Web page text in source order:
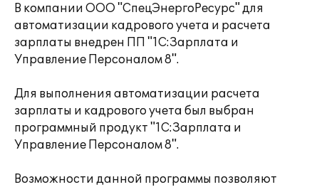
В компании ООО "СпецЭнергоРесурс" для
автоматизации кадрового учета и расчета
зарплаты внедрен ПП "1С:Зарплата и
Управление Персоналом 8".
Для выполнения автоматизации расчета
зарплаты и кадрового учета был выбран
программный продукт "1С:Зарплата и
Управление Персоналом 8".
Возможности данной программы позволяют